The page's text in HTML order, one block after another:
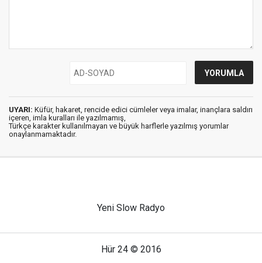
UYARI: Küfür, hakaret, rencide edici cümleler veya imalar, inançlara saldırı
içeren, imla kuralları ile yazılmamış,
Türkçe karakter kullanılmayan ve büyük harflerle yazılmış yorumlar
onaylanmamaktadır.
Yeni Slow Radyo
Hür 24 © 2016